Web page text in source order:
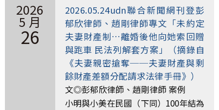
2026
5 月
26
2026.05.24udn聯合新聞網刊登彭
郁欣律師、趙剛律師專文「未約定
夫妻財產制…離婚後他向她索回贈
與跑車 民法列解套方案」（摘錄自
《夫妻親密搶奪──夫妻財產與剩
餘財產差額分配請求法律手冊》）
文◎彭郁欣律師、趙剛律師 案例
小明與小美在民國（下同）100年結為